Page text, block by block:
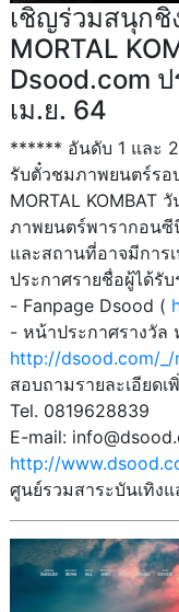
เชิญร่วมสนุกชิ
MORTAL
Dsood.com
เม.ย. 64
****** อันดับ 1 และ
รับตั๋วชมภาพยนตร์รอ
MORTAL KOMBAT
ภาพยนตร์พารากอนซี
และสถานที่อาจมีการ
ประกาศรายชื่อผู้ได้รั
- Fanpage Dsood (
- หน้าประกาศรางวัล
http://dsood.com/
สอบถามรายละเอียดเ
Tel. 0819628839
E-mail:
http://
ศูนย์รวมสาระบันเทิง